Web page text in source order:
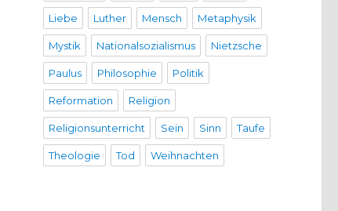
Liebe Luther Mensch Metaphysik
Mystik Nationalsozialismus Nietzsche
Paulus Philosophie Politik
Reformation Religion
Religionsunterricht Sein Sinn Taufe
Theologie Tod Weihnachten